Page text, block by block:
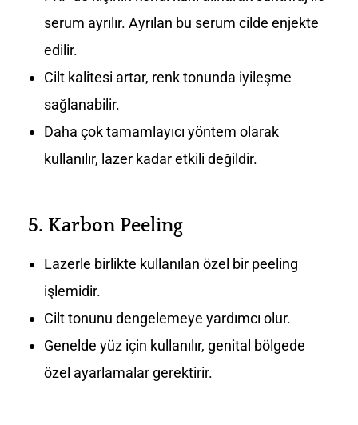
serum ayrılır. Ayrılan bu serum cilde enjekte
edilir.
Cilt kalitesi artar, renk tonunda iyileşme
sağlanabilir.
Daha çok tamamlayıcı yöntem olarak
kullanılır, lazer kadar etkili değildir.
5. Karbon Peeling
Lazerle birlikte kullanılan özel bir peeling
işlemidir.
Cilt tonunu dengelemeye yardımcı olur.
Genelde yüz için kullanılır, genital bölgede
özel ayarlamalar gerektirir.